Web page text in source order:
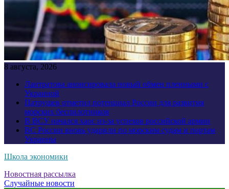
8 августа, 2026
Лантратова анонсировала новый обмен пленными с
Украиной
Патрушев отметил потенциал России для развития
морских беспилотников
В ВСУ начался хаос из-за успехов российской армии
ВС России вновь ударили по морским судам и портам
Украины
Школа экономики
Новостная рассылка
Случайные новости